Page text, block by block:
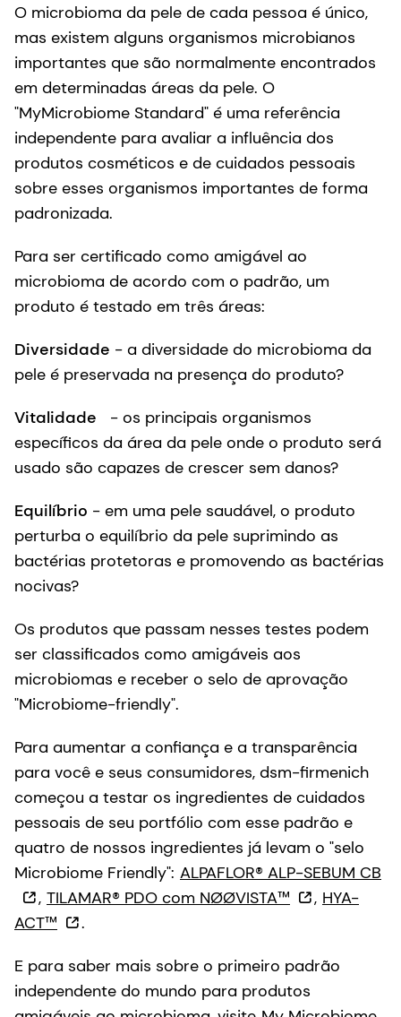
O microbioma da pele de cada pessoa é único,
mas existem alguns organismos microbianos
importantes que são normalmente encontrados
em determinadas áreas da pele. O
"MyMicrobiome Standard" é uma referência
independente para avaliar a influência dos
produtos cosméticos e de cuidados pessoais
sobre esses organismos importantes de forma
padronizada.
Para ser certificado como amigável ao
microbioma de acordo com o padrão, um
produto é testado em três áreas:
Diversidade - a diversidade do microbioma da
pele é preservada na presença do produto?
Vitalidade
- os principais organismos
específicos da área da pele onde o produto será
usado são capazes de crescer sem danos?
Equilíbrio - em uma pele saudável, o produto
perturba o equilíbrio da pele suprimindo as
bactérias protetoras e promovendo as bactérias
nocivas?
Os produtos que passam nesses testes podem
ser classificados como amigáveis aos
microbiomas e receber o selo de aprovação
"Microbiome-friendly".
Para aumentar a confiança e a transparência
para você e seus consumidores, dsm-firmenich
começou a testar os ingredientes de cuidados
pessoais de seu portfólio com esse padrão e
quatro de nossos ingredientes já levam o "selo
Microbiome Friendly": ALPAFLOR® ALP-SEBUM CB
, TILAMAR® PDO com NØØVISTA™ , HYA-
ACT™
.
E para saber mais sobre o primeiro padrão
independente do mundo para produtos